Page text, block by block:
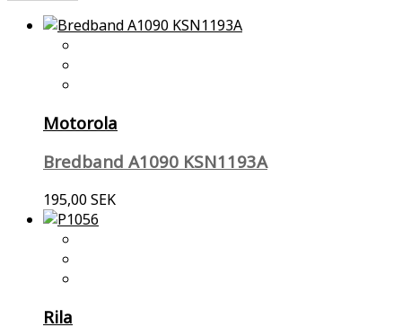
Motorola
Bredband A1090 KSN1193A
195,00 SEK
Rila